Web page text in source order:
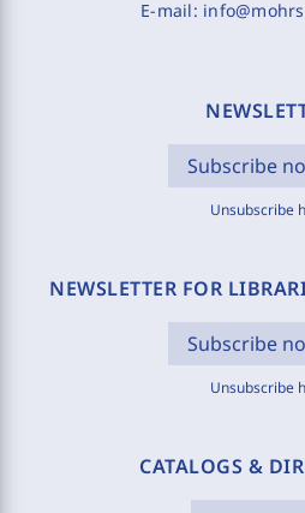
E-mail:
Subscribe
Unsubscribe
NEWSLETTER FOR
Subscribe
Unsubscribe
CATALOGS &